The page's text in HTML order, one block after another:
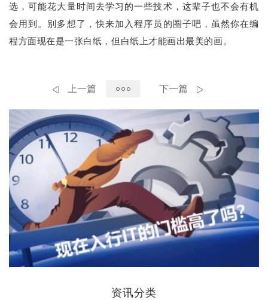
选，可能花大量时间去学习的一些技术，这辈子也不会有机
会用到。别多想了，快来加入程序员的圈子吧，虽然你在编
程方面现在是一张白纸，但白纸上才能画出最美的画。
上一篇 下一篇
资讯分类